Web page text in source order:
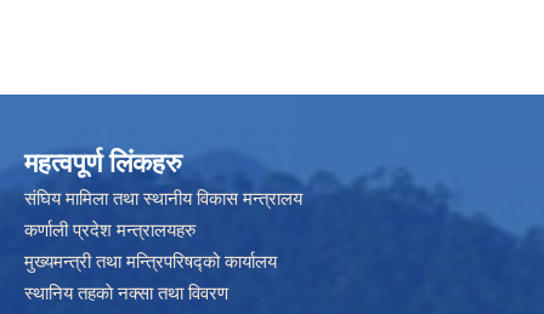
महत्वपूर्ण लिंकहरु
संघिय मामिला तथा स्थानीय विकास मन्त्रालय
कर्णाली प्रदेश मन्त्रालयहरु
मुख्यमन्त्री तथा मन्त्रिपरिषद्को कार्यालय
स्थानिय तहकाे नक्सा तथा विवरण